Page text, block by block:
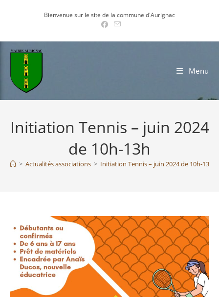
Bienvenue sur le site de la commune d'Aurignac
Menu
Initiation Tennis – juin 2024
de 10h-13h
> Actualités associations > Initiation Tennis – juin 2024 de 10h-13h